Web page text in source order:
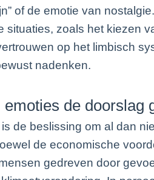
of de emotie van nostalgie.
situaties, zoals het kiezen
op het limbisch
nadenken.
de doorslag
de beslissing om al dan
de economische
gedreven door